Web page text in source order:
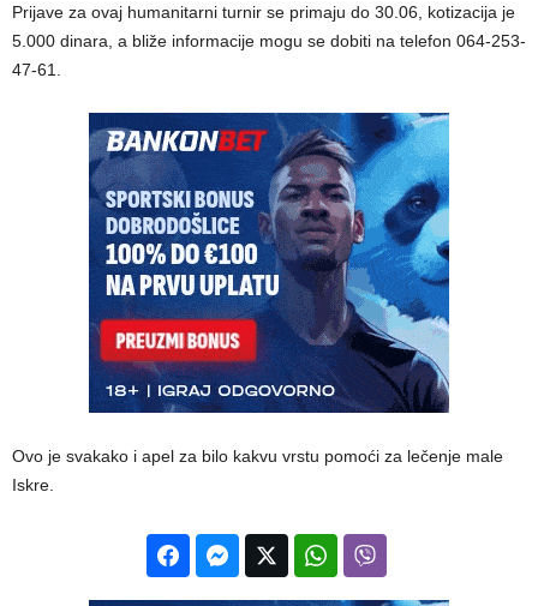
Prijave za ovaj humanitarni turnir se primaju do 30.06, kotizacija je
5.000 dinara, a bliže informacije mogu se dobiti na telefon 064-253-
47-61.
Ovo je svakako i apel za bilo kakvu vrstu pomoći za lečenje male
Iskre.